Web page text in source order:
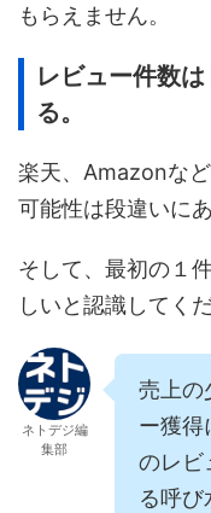
もらえません。
レビュー件数
る。
楽天、Amazonな
可能性は段違いに
そして、最初の１
しいと認識してくだ
ネトデジ編
集部
売上の
ー獲得
のレビ
る呼び